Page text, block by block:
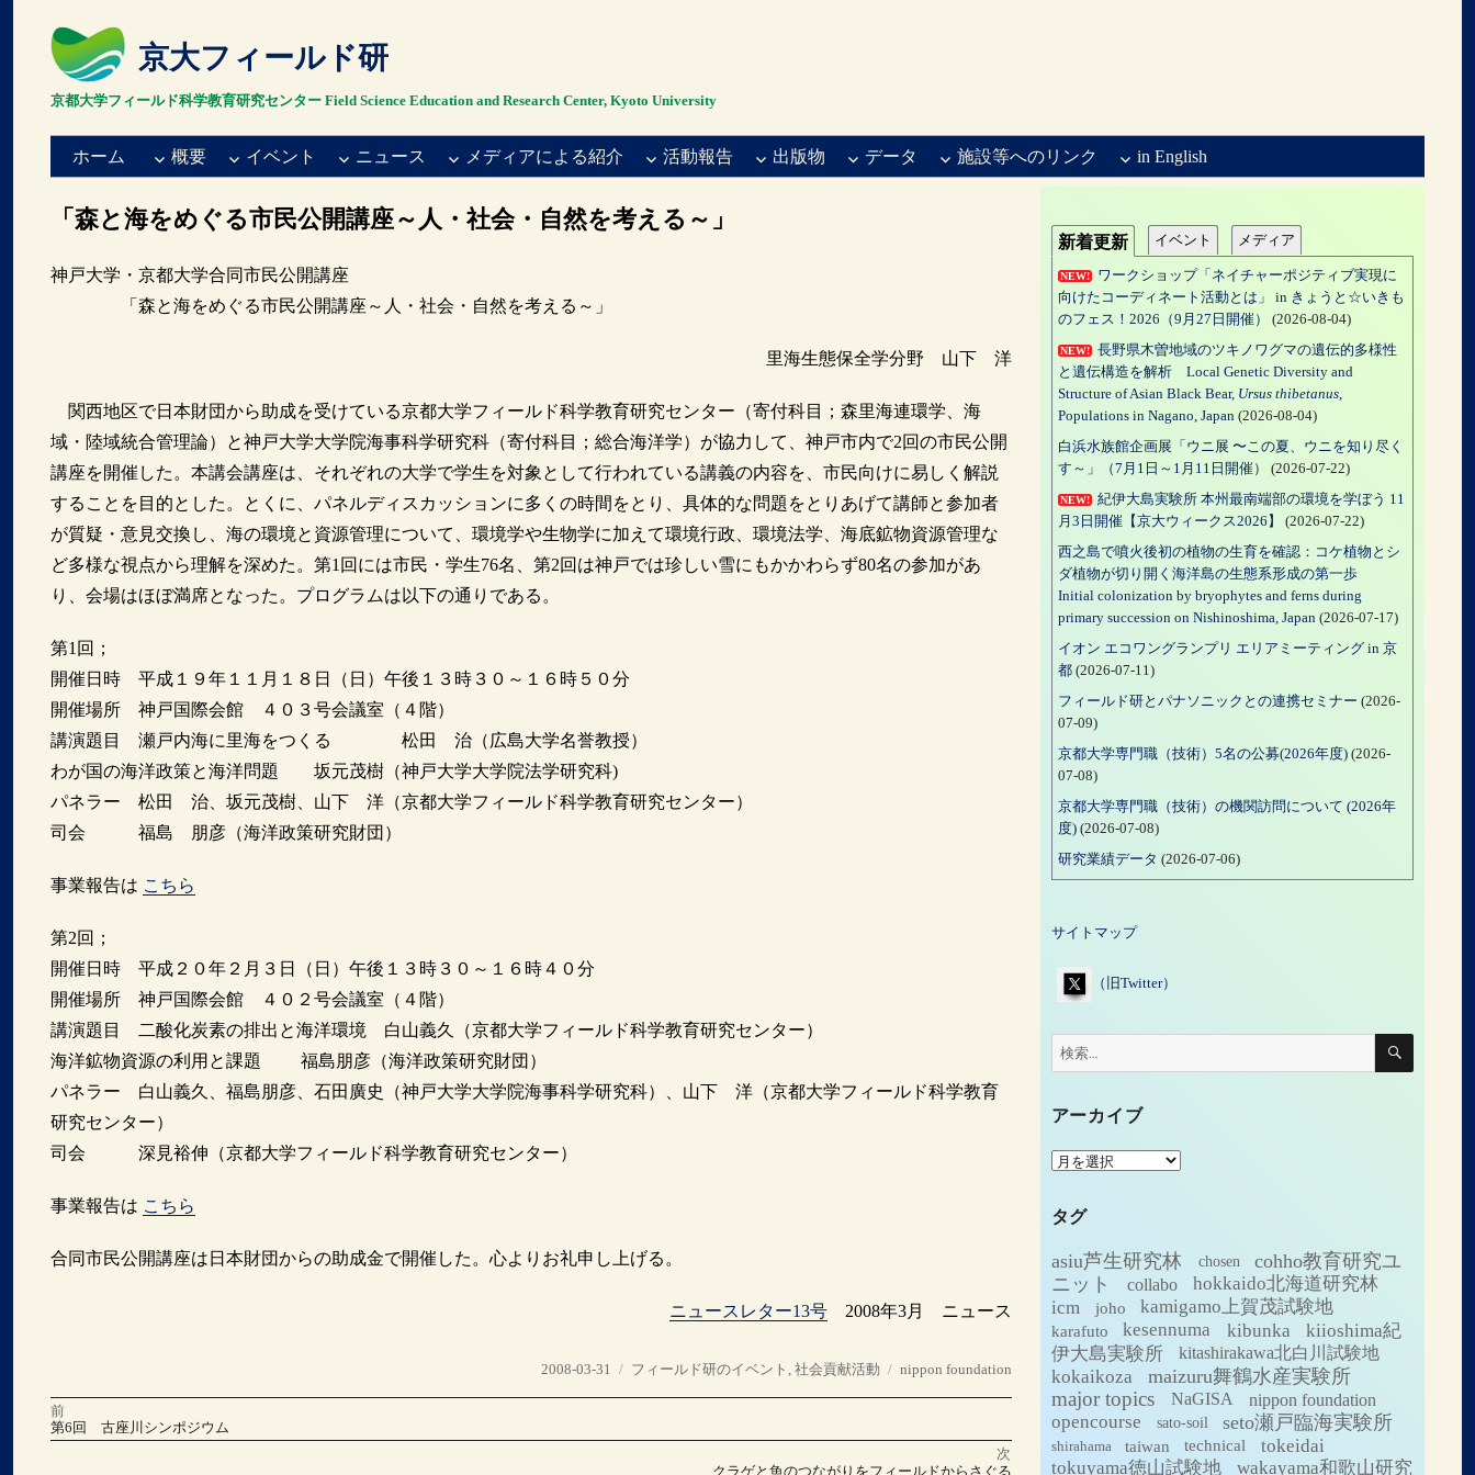
京大フィールド研
京都大学フィールド科学教育研究センター Field Science Education and Research Center, Kyoto University
ホーム 概要 イベント ニュース メディアによる紹介 活動報告 出版物 データ 施設等へのリンク in English
「森と海をめぐる市民公開講座～人・社会・自然を考える～」
神戸大学・京都大学合同市民公開講座
「森と海をめぐる市民公開講座～人・社会・自然を考える～」
里海生態保全学分野 山下 洋
関西地区で日本財団から助成を受けている京都大学フィールド科学教育研究センター（寄付科目；森里海連環学、海
域・陸域統合管理論）と神戸大学大学院海事科学研究科（寄付科目；総合海洋学）が協力して、神戸市内で2回の市民公開
講座を開催した。本講会講座は、それぞれの大学で学生を対象として行われている講義の内容を、市民向けに易しく解説
することを目的とした。とくに、パネルディスカッションに多くの時間をとり、具体的な問題をとりあげて講師と参加者
が質疑・意見交換し、海の環境と資源管理について、環境学や生物学に加えて環境行政、環境法学、海底鉱物資源管理な
ど多様な視点から理解を深めた。第1回には市民・学生76名、第2回は神戸では珍しい雪にもかかわらず80名の参加があ
り、会場はほぼ満席となった。プログラムは以下の通りである。
第1回；
開催日時 平成１９年１１月１８日（日）午後１３時３０～１６時５０分
開催場所 神戸国際会館 ４０３号会議室（４階）
講演題目 瀬戸内海に里海をつくる 松田 治（広島大学名誉教授）
わが国の海洋政策と海洋問題 坂元茂樹（神戸大学大学院法学研究科)
パネラー 松田 治、坂元茂樹、山下 洋（京都大学フィールド科学教育研究センター）
司会 福島 朋彦（海洋政策研究財団）
事業報告は こちら
第2回；
開催日時 平成２０年２月３日（日）午後１３時３０～１６時４０分
開催場所 神戸国際会館 ４０２号会議室（４階）
講演題目 二酸化炭素の排出と海洋環境 白山義久（京都大学フィールド科学教育研究センター）
海洋鉱物資源の利用と課題 福島朋彦（海洋政策研究財団）
パネラー 白山義久、福島朋彦、石田廣史（神戸大学大学院海事科学研究科）、山下 洋（京都大学フィールド科学教育
研究センター）
司会 深見裕伸（京都大学フィールド科学教育研究センター）
事業報告は こちら
合同市民公開講座は日本財団からの助成金で開催した。心よりお礼申し上げる。
ニュースレター13号 2008年3月 ニュース
投
2008-03-31
カ
リ
フィールド研のイベント ,社会貢献活動
タ
nippon foundation
投
前
前
の
第6回 古座川シンポジウム
次
クラゲと魚のつながりをフィールドからさぐる
新着更新 イベント メディア
NEW!
ワークショップ「ネイチャーポジティブ実現に
向けたコーディネート活動とは」 in きょうと☆いきも
のフェス！2026（9月27日開催）
(2026-08-04)
NEW!
長野県木曽地域のツキノワグマの遺伝的多様性
と遺伝構造を解析 Local Genetic Diversity and
Structure of Asian Black Bear, Ursus thibetanus,
Populations in Nagano, Japan (2026-08-04)
白浜水族館企画展「ウニ展 〜この夏、ウニを知り尽く
す～」（7月1日～1月11日開催）
(2026-07-22)
NEW!
紀伊大島実験所 本州最南端部の環境を学ぼう 11
月3日開催【京大ウィークス2026】
(2026-07-22)
西之島で噴火後初の植物の生育を確認：コケ植物とシ
ダ植物が切り開く海洋島の生態系形成の第一歩
Initial colonization by bryophytes and ferns during
primary succession on Nishinoshima, Japan (2026-07-17)
イオン エコワングランプリ エリアミーティング in 京
都(2026-07-11)
フィールド研とパナソニックとの連携セミナー (2026-
07-09)
京都大学専門職（技術）5名の公募(2026年度)(2026-
07-08)
京都大学専門職（技術）の機関訪問について (2026年
度)(2026-07-08)
研究業績データ (2026-07-06)
サイトマップ
（旧Twitter）
検
検
アーカイブ
ア
カ
イ
タグ
asiu芦生研究林 chosen
cohho教育研究ユ
ニット
collabo hokkaido北海道研究林
icm joho kamigamo上賀茂試験地
karafuto kesennuma kibunka
kiioshima紀
伊大島実験所
kitashirakawa北白川試験地
kokaikoza maizuru舞鶴水産実験所
major topics NaGISA nippon foundation
opencourse sato-soil seto瀬戸臨海実験所
shirahama taiwan technical
tokeidai
tokuyama徳山試験地
wakayama和歌山研究